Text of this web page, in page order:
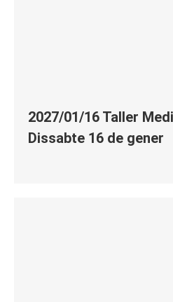
2027/01/16 Taller
Dissabte 16 de gener